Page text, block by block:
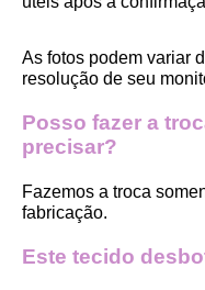
As fotos podem variar
resolução de seu
Posso fazer a
precisar?
Fazemos a troca
fabricação.
Este tecido